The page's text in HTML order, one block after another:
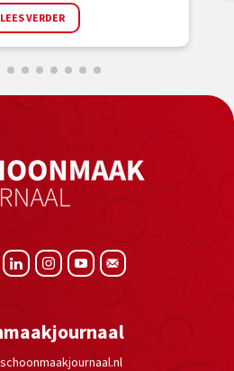
LEES VERDER